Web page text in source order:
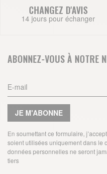
CHANGEZ D'AVIS
14 jours pour échanger
ABONNEZ-VOUS À NOTRE
JE M'ABONNE
En soumettant ce formulaire,
soient utilisées uniquement dans le
données personnelles ne seront
tiers